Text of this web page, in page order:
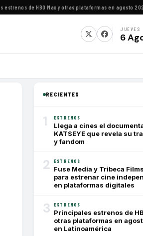
de HBO Max y otras plataformas en agosto 2026
JUEVES
6
RECIENTES
1 ESTRENOS
Llega a cines el
KATSEYE que revela su
y fandom
2 ESTRENOS
Fuse Media y Tribeca
para estrenar cine
en plataformas digitales
3 ESTRENOS
Principales estrenos de
otras plataformas en
en Latinoamérica